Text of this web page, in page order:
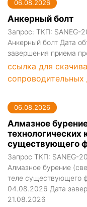
06.08.2026
Анкерный болт
Запрос: ТКП: SANEG-
Анкерный болт Дата
завершения приема
ссылка для
сопроводительных
06.08.2026
Алмазное
технологических
существующего
Запрос ТКП: SANEG-
Алмазное бурение
теле существующего
04.08.2026 Дата
21.08.2026